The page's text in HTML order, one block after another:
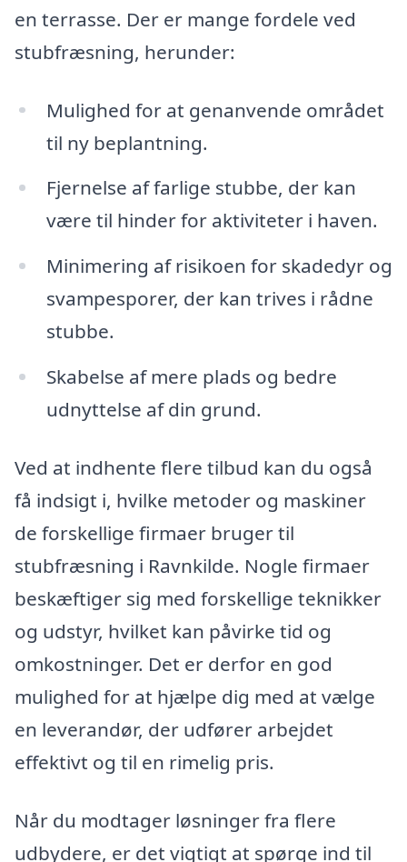
en terrasse. Der er mange fordele ved
stubfræsning, herunder:
Mulighed for at genanvende området
til ny beplantning.
Fjernelse af farlige stubbe, der kan
være til hinder for aktiviteter i haven.
Minimering af risikoen for skadedyr og
svampesporer, der kan trives i rådne
stubbe.
Skabelse af mere plads og bedre
udnyttelse af din grund.
Ved at indhente flere tilbud kan du også
få indsigt i, hvilke metoder og maskiner
de forskellige firmaer bruger til
stubfræsning i Ravnkilde. Nogle firmaer
beskæftiger sig med forskellige teknikker
og udstyr, hvilket kan påvirke tid og
omkostninger. Det er derfor en god
mulighed for at hjælpe dig med at vælge
en leverandør, der udfører arbejdet
effektivt og til en rimelig pris.
Når du modtager løsninger fra flere
udbydere, er det vigtigt at spørge ind til